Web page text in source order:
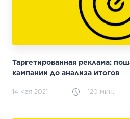
Таргетированная реклама:
кампании до анализа итогов
14 мая 2021 120 мин.